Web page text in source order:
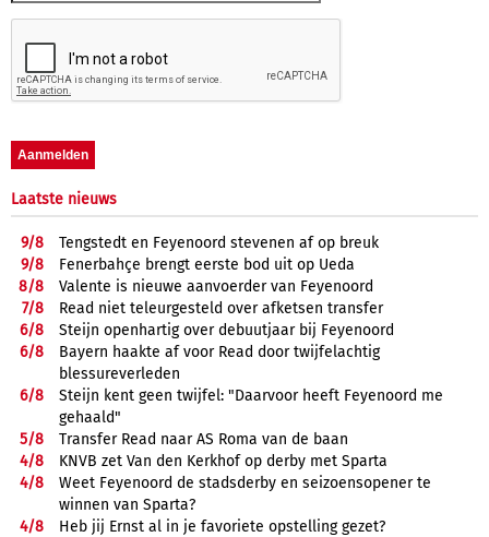
Laatste nieuws
9/8
Tengstedt en Feyenoord stevenen af op breuk
9/8
Fenerbahçe brengt eerste bod uit op Ueda
8/8
Valente is nieuwe aanvoerder van Feyenoord
7/8
Read niet teleurgesteld over afketsen transfer
6/8
Steijn openhartig over debuutjaar bij Feyenoord
6/8
Bayern haakte af voor Read door twijfelachtig
blessureverleden
6/8
Steijn kent geen twijfel: "Daarvoor heeft Feyenoord me
gehaald"
5/8
Transfer Read naar AS Roma van de baan
4/8
KNVB zet Van den Kerkhof op derby met Sparta
4/8
Weet Feyenoord de stadsderby en seizoensopener te
winnen van Sparta?
4/8
Heb jij Ernst al in je favoriete opstelling gezet?